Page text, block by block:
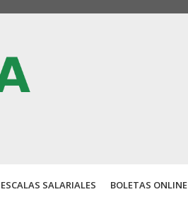
ESCALAS SALARIALES BOLETAS ONLINE